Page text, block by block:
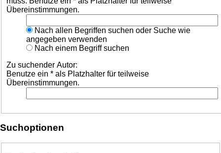
Übereinstimmungen.
Nach allen Begriffen suchen oder Suche wie
angegeben verwenden
Nach einem Begriff suchen
Zu suchender Autor:
Benutze ein * als Platzhalter für teilweise
Übereinstimmungen.
Suchoptionen